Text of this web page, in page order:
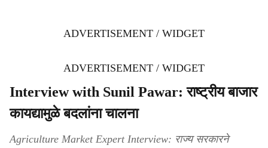
ADVERTISEMENT / WIDGET
ADVERTISEMENT / WIDGET
Interview with Sunil Pawar: राष्ट्रीय बाजार
कायद्यामुळे बदलांना चालना
Agriculture Market Expert Interview: राज्य सरकारने